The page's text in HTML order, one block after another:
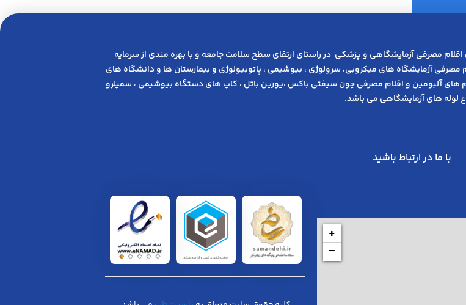
مصرفی آزمایشگاهی و پزشکی در راﺳﺘﺎی ارﺗﻘﺎی ﺳﻄﺢ ﺳﻼﻣﺖ ﺟﺎﻣﻌﻪ و ﺑﺎ ﺑﻬﺮه ﻣﻨﺪی از ﺳﺮﻣﺎﯾﻪ
مصرفی آزﻣﺎﯾﺸﮕﺎه های میکروبی، ﺳﺮوﻟﻮژی ، ﺑﯿﻮﺷﯿﻤﯽ ، پاتوبیولوژی و بیمارستان ها و دانشگاه های
آلبومین و اقلام مصرفی چون سیفتی باکس ،یورین باتل ، کاپ های دستگاه بیوشیمی ، سمپلرو
لوله های آزمایشگاهی می باشد.
با ما در ارتباط باشید
+
−